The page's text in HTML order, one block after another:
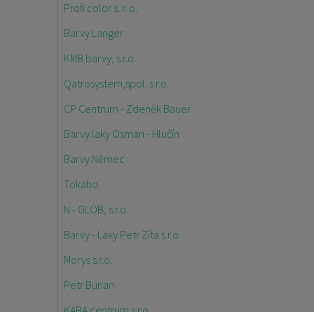
Profi color s. r. o.
Barvy Langer
KMB barvy, s.r.o.
Qatrosystem,spol. s r.o.
CP Centrum - Zdeněk Bauer
Barvy laky Osman - Hlučín
Barvy Němec
Tokaho
N - GLOB, s.r.o.
Barvy - Laky Petr Zíta s.r.o.
Morys s.r.o.
Petr Burian